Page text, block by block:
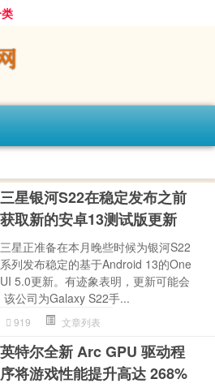
三星银河S22在稳定发布之前
获取新的安卓13测试版更新
三星正准备在本月晚些时候为银河S22
系列发布稳定的基于Android 13的One
UI 5.0更新。有迹象表明，更新可能会
公司为Galaxy S22手...
919 文章列表
英特尔全新 Arc GPU 驱动程
序将游戏性能提升高达 268%